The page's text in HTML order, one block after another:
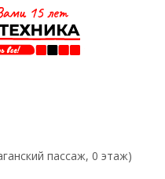
пассаж, 0 этаж)